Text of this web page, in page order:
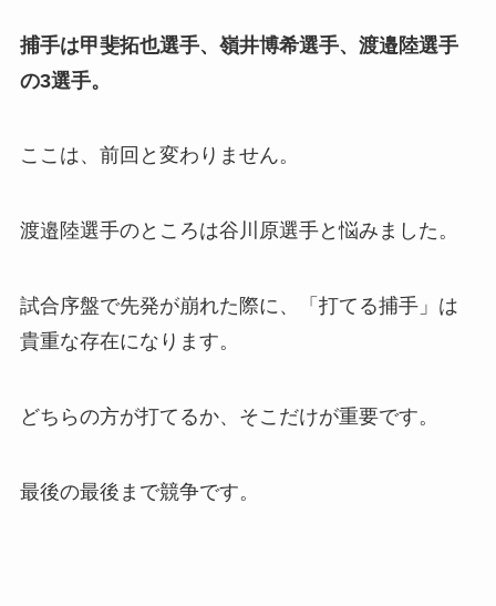
捕手は甲斐拓也選手、嶺井博希選手、渡邉陸選手
の3選手。
ここは、前回と変わりません。
渡邉陸選手のところは谷川原選手と悩みました。
試合序盤で先発が崩れた際に、「打てる捕手」は
貴重な存在になります。
どちらの方が打てるか、そこだけが重要です。
最後の最後まで競争です。